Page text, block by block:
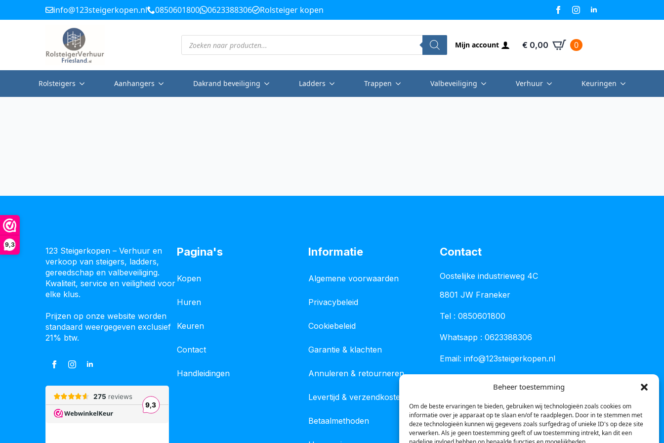
9,3
Beheer toestemming
Om de beste ervaringen te bieden, gebruiken wij technologieën zoals cookies om
informatie over je apparaat op te slaan en/of te raadplegen. Door in te stemmen met
deze technologieën kunnen wij gegevens zoals surfgedrag of unieke ID's op deze site
verwerken. Als je geen toestemming geeft of uw toestemming intrekt, kan dit een
info@123steigerkopen.nl 0850601800 0623388306 Rolsteiger kopen
Producten
zoeken Mijn account € 0,00 0
Rolsteigers Aanhangers Dakrand beveiliging Ladders Trappen Valbeveiliging Verhuur Keuringen
123 Steigerkopen – Verhuur en
verkoop van steigers, ladders,
gereedschap en valbeveiliging.
Kwaliteit, service en veiligheid voor
elke klus.
Prijzen op onze website worden
standaard weergegeven exclusief
21% btw.
Pagina's
Kopen
Huren
Keuren
Contact
Handleidingen
Informatie
Algemene voorwaarden
Privacybeleid
Cookiebeleid
Garantie & klachten
Annuleren & retourneren
Levertijd & verzendkosten
Betaalmethoden
Contact
Oostelijke industrieweg 4C
8801 JW Franeker
Tel : 0850601800
Whatsapp : 0623388306
Email: info@123steigerkopen.nl